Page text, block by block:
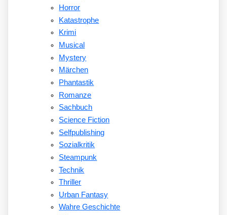
Horror
Katastrophe
Krimi
Musical
Mystery
Märchen
Phantastik
Romanze
Sachbuch
Science Fiction
Selfpublishing
Sozialkritik
Steampunk
Technik
Thriller
Urban Fantasy
Wahre Geschichte